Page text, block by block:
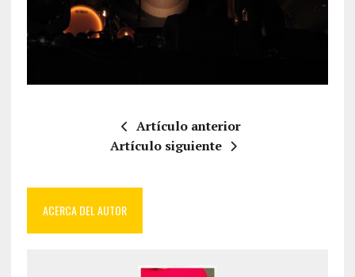
Artículo anterior
Artículo siguiente
ACERCA DEL AUTOR